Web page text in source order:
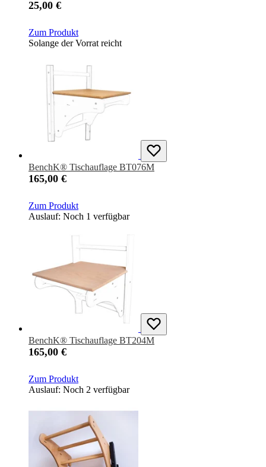
25,00 €
Zum Produkt
Solange der Vorrat reicht
BenchK® Tischauflage BT076M
165,00 €
Zum Produkt
Auslauf: Noch 1 verfügbar
BenchK® Tischauflage BT204M
165,00 €
Zum Produkt
Auslauf: Noch 2 verfügbar